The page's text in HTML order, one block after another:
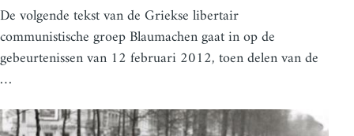
De volgende tekst van de Griekse libertair
communistische groep Blaumachen gaat in op de
gebeurtenissen van 12 februari 2012, toen delen van de
…